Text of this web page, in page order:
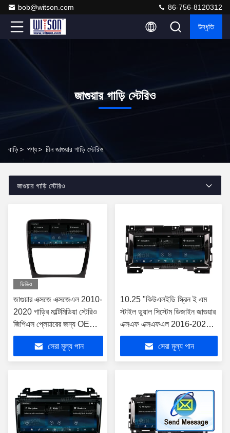
bob@witson.com 86-756-8120312
উদ্ধৃতি
জাগুয়ার গাড়ি স্টেরিও
বাড়ি> পণ্য> চীন জাগুয়ার গাড়ি স্টেরিও
জাগুয়ার গাড়ি স্টেরিও
ভিডিও
জাগুয়ার এক্সজে এক্সজেএল 2010-
2020 গাড়ির মাল্টিমিডিয়া স্টেরিও
জিপিএস প্লেয়ারের জন্য OEM
ডুয়াল সিস্টেম 10.25 'কিউএলইডি
সেরা মূল্য পান
10.25 "কিউএলইডি স্ক্রিন ই এম
স্টাইল ডুয়াল সিস্টেম ডিজাইন জাগুয়ার
এক্সএফ এক্সএফএল 2016-2020
গাড়ি মাল্টিমিডিয়া স্টেরিওর জন্য
সেরা মূল্য পান